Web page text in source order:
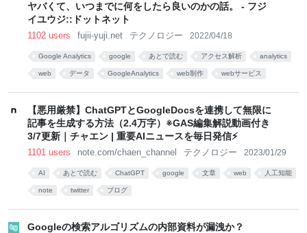
ヤバくて、いつまでに何をしたら良いのかの話。 - フジ
イユウジ::ドットネット
1102 users fujii-yuji.net テクノロジー 2022/04/18
Google Analytics google あとで読む アクセス解析 analytics
web データ GoogleAnalytics web制作 webサービス
【悪用厳禁】ChatGPTとGoogleDocsを連携して無限に
記事を生成する方法（2.4万字）※GAS編集解説動画付き
3/7更新｜チャエン | 重要AIニュースを毎日発信⚡️
1101 users note.com/chaen_channel テクノロジー 2023/01/29
AI あとで読む ChatGPT google 文章 web 人工知能
note twitter ブログ
Googleの検索アルゴリズムの内部資料が漏洩か？